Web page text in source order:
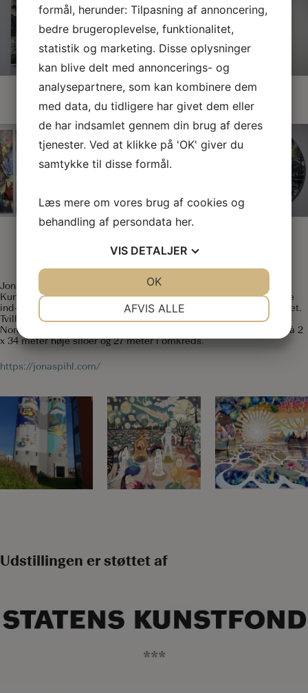
Jonas Pihl (f. 1978) er uddannet BFA og MFA fra Det Kgl. Danske
Kunstakademi (2002-2008) og har udstillet mange steder i både
ind- og udland, samt lavet mange udsmykninger rundt om i landet.
Tvillingerne – indgangsportal til Aalborg er Jonas Pihl’s og
Nordeuropas største murmaleri til dato. Murmaleriet er udført på 2
x 34 meter høje siloer og 27 meter i omkreds.
https://jonaspihl.com/
Udstillingen er støttet af
***
formål, herunder: Tilpasning af annoncering,
bedre brugeroplevelse, funktionalitet,
statistik og marketing. Disse oplysninger
kan blive delt med annoncerings- og
analysepartnere, som kan kombinere dem
med data, du tidligere har givet dem eller
de har indsamlet gennem din brug af deres
tjenester. Ved at klikke på 'OK' giver du
samtykke til disse formål.
Læs mere om vores brug af cookies og
behandling af persondata her.
VIS DETALJER
AFVIS ALLE
OK